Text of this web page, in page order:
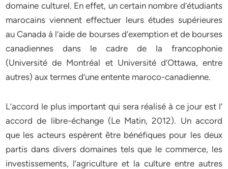
domaine culturel. En effet, un certain nombre d’étudiants
marocains viennent effectuer leurs études supérieures
au Canada à l’aide de bourses d’exemption et de bourses
canadiennes dans le cadre de la francophonie
(Université de Montréal et Université d’Ottawa, entre
autres) aux termes d’une entente maroco-canadienne.
L’accord le plus important qui sera réalisé à ce jour est l’
accord de libre-échange (Le Matin, 2012). Un accord
que les acteurs espèrent être bénéfiques pour les deux
partis dans divers domaines tels que le commerce, les
investissements, l’agriculture et la culture entre autres